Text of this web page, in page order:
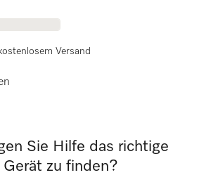
Versand
Sie Hilfe das richtige
Gerät zu finden?